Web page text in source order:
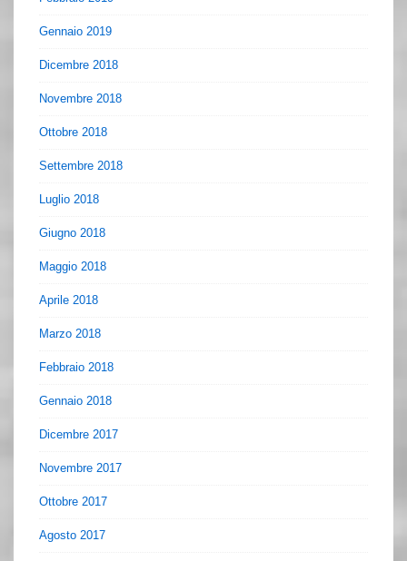
Gennaio 2019
Dicembre 2018
Novembre 2018
Ottobre 2018
Settembre 2018
Luglio 2018
Giugno 2018
Maggio 2018
Aprile 2018
Marzo 2018
Febbraio 2018
Gennaio 2018
Dicembre 2017
Novembre 2017
Ottobre 2017
Agosto 2017